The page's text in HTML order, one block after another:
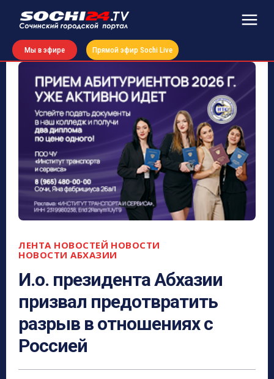
Мы в эфире Прямой эфир Sochi Live
ЛЕНТА НОВОСТЕЙ НОВОСТИ
НОВОСТИ АБХАЗИИ
И.о. президента Абхазии
призвал предотвратить
разрыв в отношениях с
Россией